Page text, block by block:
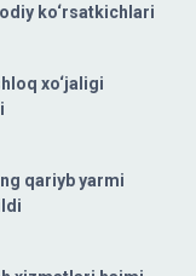
ko‘rsatkichlari
xo‘jaligi
qariyb yarmi